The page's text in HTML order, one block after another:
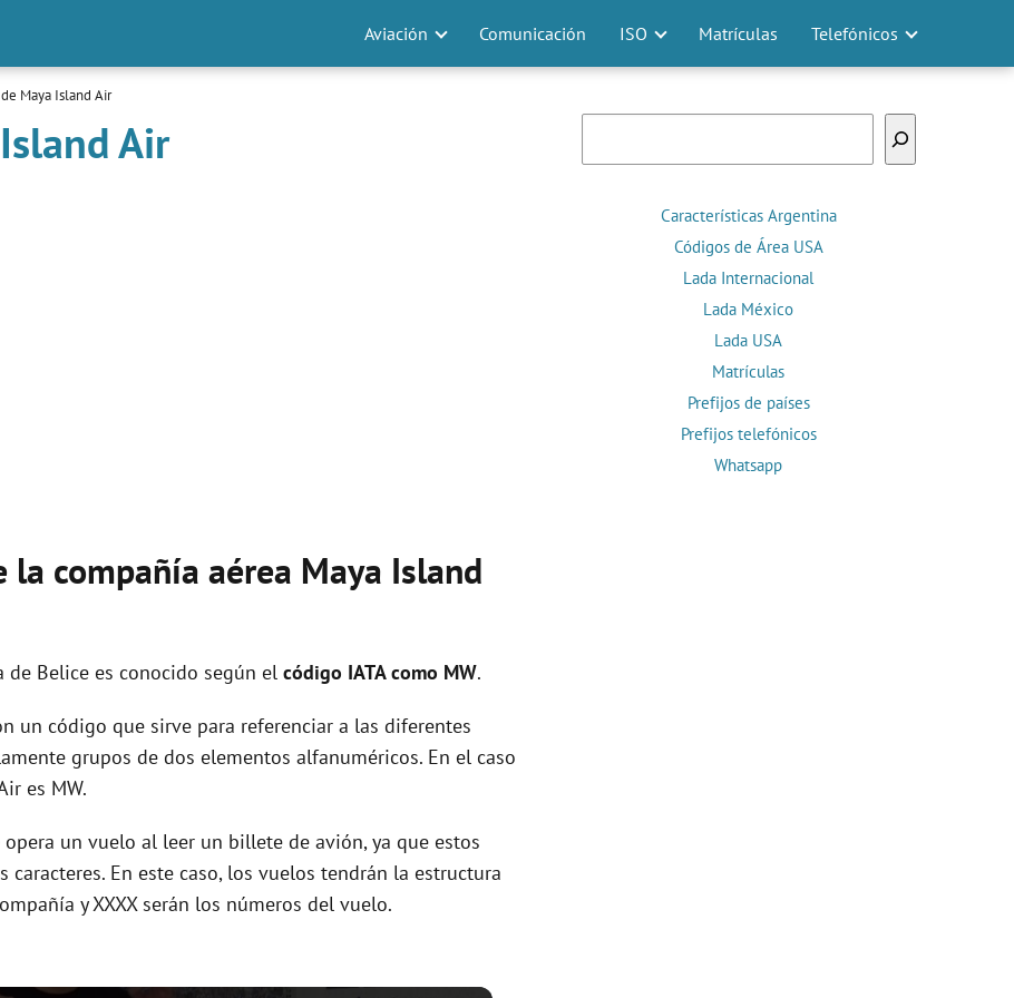
Aviación Comunicación ISO Matrículas Telefónicos
Maya Island Air
Air
la compañía aérea Maya Island
Belice es conocido según el código IATA como MW.
un código que sirve para referenciar a las diferentes
grupos de dos elementos alfanuméricos. En el caso
es MW.
un vuelo al leer un billete de avión, ya que estos
En este caso, los vuelos tendrán la estructura
y XXXX serán los números del vuelo.
Características Argentina
Códigos de Área USA
Lada Internacional
Lada México
Lada USA
Matrículas
Prefijos de países
Prefijos telefónicos
Whatsapp